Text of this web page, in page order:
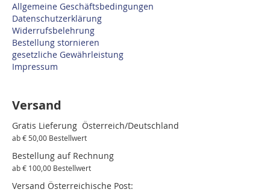
Allgemeine Geschäftsbedingungen
Datenschutzerklärung
Widerrufsbelehrung
Bestellung stornieren
gesetzliche Gewährleistung
Impressum
Versand
Gratis Lieferung Österreich/Deutschland
ab € 50,00 Bestellwert
Bestellung auf Rechnung
ab € 100,00 Bestellwert
Versand Österreichische Post: